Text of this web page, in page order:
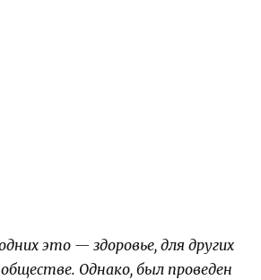
это — здоровье, для других
Однако, был проведен